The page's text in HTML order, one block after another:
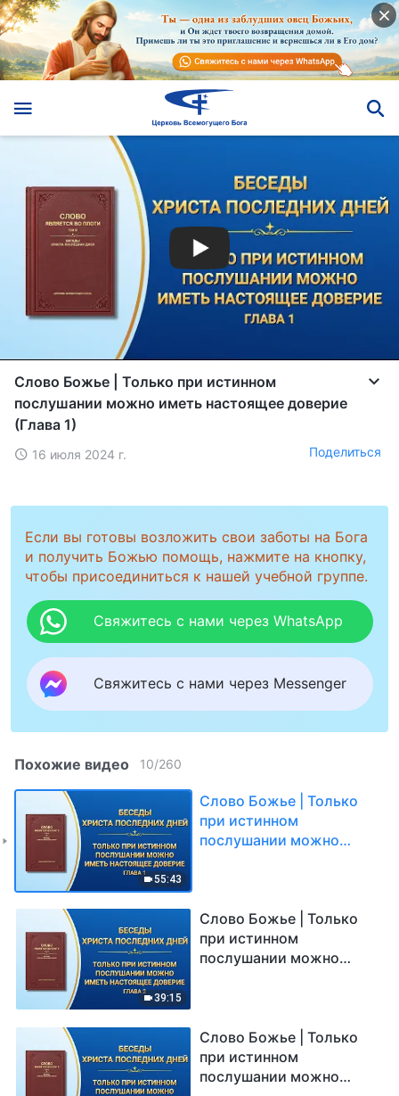
Слово Божье | Только при истинном
послушании можно иметь настоящее доверие
(Глава 1)
16 июля 2024 г. Поделиться
Если вы готовы возложить свои заботы на Бога
и получить Божью помощь, нажмите на кнопку,
чтобы присоединиться к нашей учебной группе.
Свяжитесь с нами через WhatsApp
Свяжитесь с нами через Messenger
Похожие видео 10/260
55:43
Слово Божье | Только
при истинном
послушании можно
39:15
Слово Божье | Только
при истинном
послушании можно
Слово Божье | Только
при истинном
послушании можно